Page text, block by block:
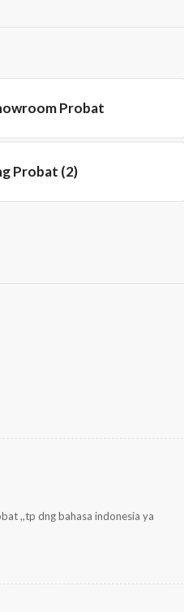
Probat
Probat (2)
,,tp dng bahasa indonesia ya